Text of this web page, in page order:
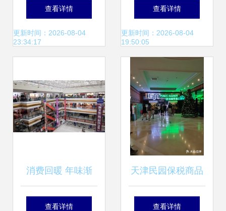
店动态全红诚意转
让，3年老店值得
查看详情
更新时间：2026-08-04
23:34:17
引进70余款进博会
商品，商品交易中
查看详情
更新时间：2026-08-04
19:50:05
消费回暖 年味渐
浓--武汉年货市场
查看详情
天津民园保税商品
展示交易中心 打造
查看详情